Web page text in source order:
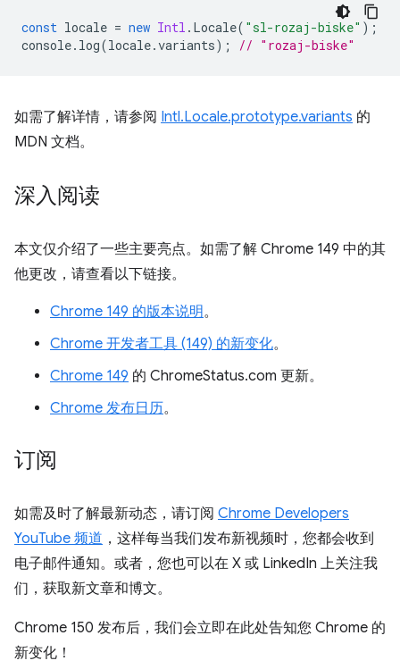
const locale = new Intl . Locale( "sl-rozaj-biske" );
console. log(locale.variants); // "rozaj-biske"
如需了解详情，请参阅 Intl.Locale.prototype.variants 的
MDN 文档。
深入阅读
本文仅介绍了一些主要亮点。如需了解 Chrome 149 中的其
他更改，请查看以下链接。
Chrome 149 的版本说明。
Chrome 开发者工具 (149) 的新变化。
Chrome 149 的 ChromeStatus.com 更新。
Chrome 发布日历。
订阅
如需及时了解最新动态，请订阅 Chrome Developers
YouTube 频道 ，这样每当我们发布新视频时，您都会收到
电子邮件通知。或者，您也可以在 X 或 LinkedIn 上关注我
们，获取新文章和博文。
Chrome 150 发布后，我们会立即在此处告知您 Chrome 的
新变化！